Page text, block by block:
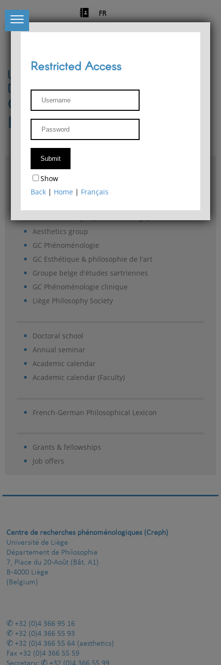
FR
University of Liège
Départment of Philosophy
Center for Phenomenological
Research
Access & maps
Philosophy Department Library
Aesthetics group
GC Phénoménologie
GC Esthétique & philosophie de l'art
Groupe belge d'études sartriennes
GC Phénoménologie clinique
Liège Philosophy Society
Doctoral school
Annual seminar
Academic calendar
Academic calendar (Faculty)
French-German Philosophical Lexicon
Grants & fellowships
Job offers
Restricted Access
Show
Back | Home | Français
Centre de recherches phénoménologiques (Creph)
Université de Liège
Département de Philosophie
7, Place du 20-Août (Bât. A1)
B-4000 Liège
(Belgium)
+32 (0)4 366 95 16
+32 (0)4 366 55 93
+32 (0)4 366 55 64 (aesthetics)
Fax +32 (0)4 366 55 59